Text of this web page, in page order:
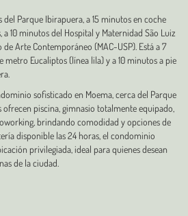
Parque Ibirapuera, a 15 minutos en coche
10 minutos del Hospital y Maternidad São Luiz
Arte Contemporáneo (MAC-USP). Está a 7
metro Eucaliptos (línea lila) y a 10 minutos a pie
sofisticado en Moema, cerca del Parque
ofrecen piscina, gimnasio totalmente equipado,
brindando comodidad y opciones de
disponible las 24 horas, el condominio
privilegiada, ideal para quienes desean
de la ciudad.